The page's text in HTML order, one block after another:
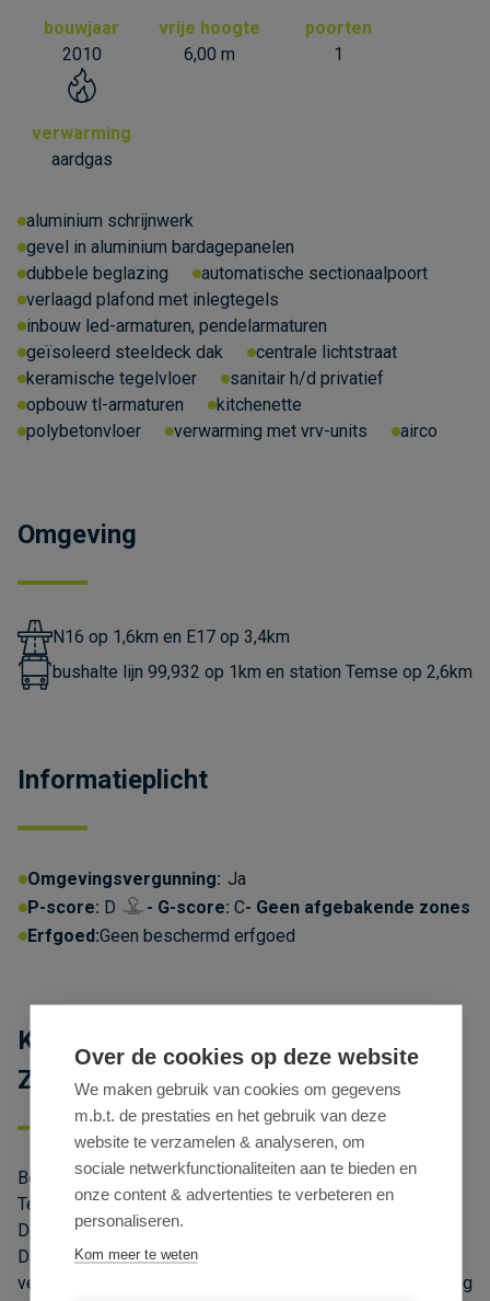
bouwjaar
2010
vrije hoogte
6,00 m
poorten
1
verwarming
aardgas
aluminium schrijnwerk
gevel in aluminium bardagepanelen
dubbele beglazing
automatische sectionaalpoort
verlaagd plafond met inlegtegels
inbouw led-armaturen, pendelarmaturen
geïsoleerd steeldeck dak
centrale lichtstraat
keramische tegelvloer
sanitair h/d privatief
opbouw tl-armaturen
kitchenette
polybetonvloer
verwarming met vrv-units airco
Omgeving
N16 op 1,6km en E17 op 3,4km
bushalte lijn 99,932 op 1km en station Temse op 2,6km
Informatieplicht
Omgevingsvergunning: Ja
P-score: D G-score: C Geen afgebakende zones
Erfgoed:Geen beschermd erfgoed
Kmo-unit te huur in industriezone De
Zaat Temse
Ben je op zoek naar een instapklare bedrijfsunit te huur in
Temse? Ontdek deze recente KMO-unit in industriezone
De Zaat, het voormalige Boelwerfterrein aan de Schelde.
Dankzij de strategische ligging nabij de N16 en de vlotte
verbinding naar de E17 via afrit 15 geniet jouw onderneming
Over de cookies op deze website
We maken gebruik van cookies om gegevens
m.b.t. de prestaties en het gebruik van deze
website te verzamelen & analyseren, om
sociale netwerkfunctionaliteiten aan te bieden en
onze content & advertenties te verbeteren en
personaliseren.
Kom meer te weten